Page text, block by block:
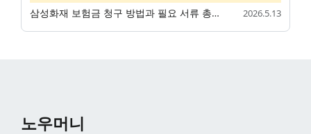
삼성화재 보험금 청구 방법과 필요 서류 총정리 2026.5.13
노우머니